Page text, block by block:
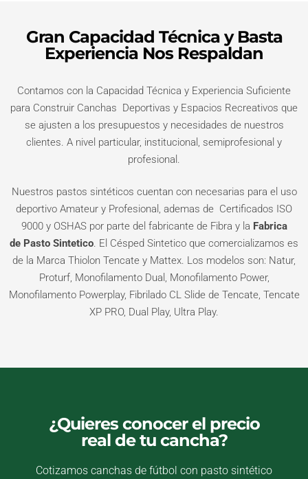
Gran Capacidad Técnica y Basta
Experiencia Nos Respaldan
Contamos con la Capacidad Técnica y Experiencia Suficiente
para Construir Canchas Deportivas y Espacios Recreativos que
se ajusten a los presupuestos y necesidades de nuestros
clientes. A nivel particular, institucional, semiprofesional y
profesional.
Nuestros pastos sintéticos cuentan con necesarias para el uso
deportivo Amateur y Profesional, ademas de Certificados ISO
9000 y OSHAS por parte del fabricante de Fibra y la Fabrica
de Pasto Sintetico. El Césped Sintetico que comercializamos es
de la Marca Thiolon Tencate y Mattex. Los modelos son: Natur,
Proturf, Monofilamento Dual, Monofilamento Power,
Monofilamento Powerplay, Fibrilado CL Slide de Tencate, Tencate
XP PRO, Dual Play, Ultra Play.
¿Quieres conocer el precio
real de tu cancha?
Cotizamos canchas de fútbol con pasto sintético